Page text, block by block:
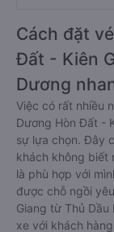
Cách đặt
Đất - Kiên
Dương
Việc có rất nhiều
Dương Hòn Đất -
sự lựa chọn. Đây
khách không biết
là phù hợp với
được chỗ ngồi
Giang từ Thủ
xe với khách